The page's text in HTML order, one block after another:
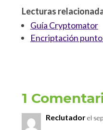
Lecturas
Guía Cryptomator
Encriptación
1
Reclutadorel